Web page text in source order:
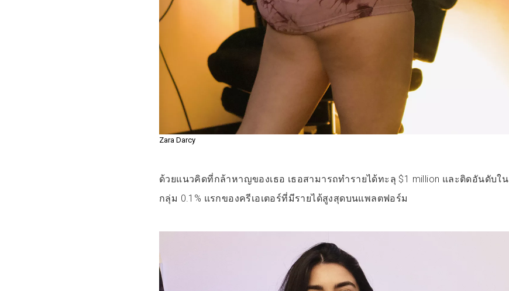
Zara Darcy
ด้วยแนวคิดที่กล้าหาญของเธอ เธอสามารถทำรายได้ทะลุ $1 million และติดอันดับใน
กลุ่ม 0.1% แรกของครีเอเตอร์ที่มีรายได้สูงสุดบนแพลตฟอร์ม